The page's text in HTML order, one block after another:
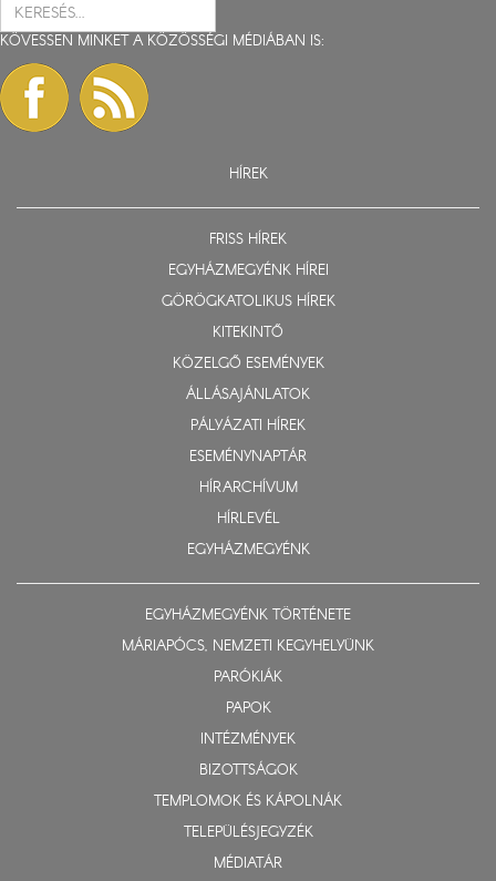
KÖVESSEN MINKET A KÖZÖSSÉGI MÉDIÁBAN IS:
HÍREK
FRISS HÍREK
EGYHÁZMEGYÉNK HÍREI
GÖRÖGKATOLIKUS HÍREK
KITEKINTŐ
KÖZELGŐ ESEMÉNYEK
ÁLLÁSAJÁNLATOK
PÁLYÁZATI HÍREK
ESEMÉNYNAPTÁR
HÍRARCHÍVUM
HÍRLEVÉL
EGYHÁZMEGYÉNK
EGYHÁZMEGYÉNK TÖRTÉNETE
MÁRIAPÓCS, NEMZETI KEGYHELYÜNK
PARÓKIÁK
PAPOK
INTÉZMÉNYEK
BIZOTTSÁGOK
TEMPLOMOK ÉS KÁPOLNÁK
TELEPÜLÉSJEGYZÉK
MÉDIATÁR